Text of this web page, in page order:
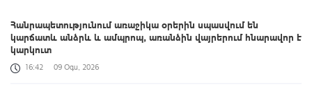
Հանրապետությունում առաջիկա օրերին սպասվում են
կարճատև անձրև և ամպրոպ, առանձին վայրերում հնարավոր է
կարկուտ
16:42 09 Օգս, 2026